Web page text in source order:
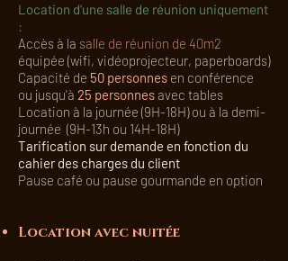
Location d'une salle de réunion uniquement
: ​
Accès à la salle de réunion de 40m2
équipée (wifi, vidéoprojecteur, paperboards)
Capacité de 50 personnes en conférence
ou jusqu'à 25 personnesavec tables
​Location à la journée (9H-18H) ou à la demi-
journée (9H-13h ou 14H-18H)
Tarification sur demande en fonction du
cahier des charges du client
Pause café ou pause gourmande en option
Location avec nuitée